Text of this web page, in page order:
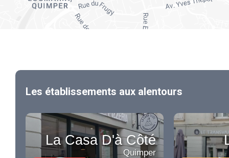
Les établissements aux alentours
La Casa D'à Côté
Quimper